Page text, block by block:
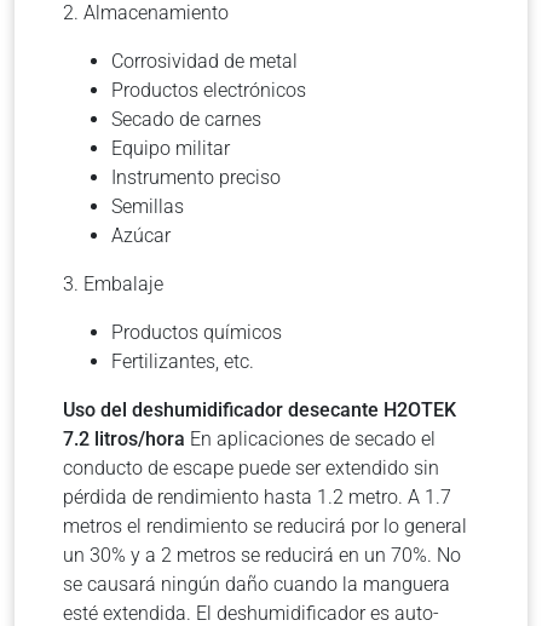
2. Almacenamiento
Corrosividad de metal
Productos electrónicos
Secado de carnes
Equipo militar
Instrumento preciso
Semillas
Azúcar
3. Embalaje
Productos químicos
Fertilizantes, etc.
Uso del deshumidificador desecante H2OTEK
7.2 litros/hora En aplicaciones de secado el
conducto de escape puede ser extendido sin
pérdida de rendimiento hasta 1.2 metro. A 1.7
metros el rendimiento se reducirá por lo general
un 30% y a 2 metros se reducirá en un 70%. No
se causará ningún daño cuando la manguera
esté extendida. El deshumidificador es auto-